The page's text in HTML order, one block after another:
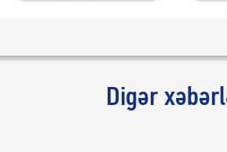
Digər